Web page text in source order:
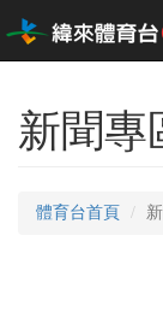
新聞專
體育台首頁